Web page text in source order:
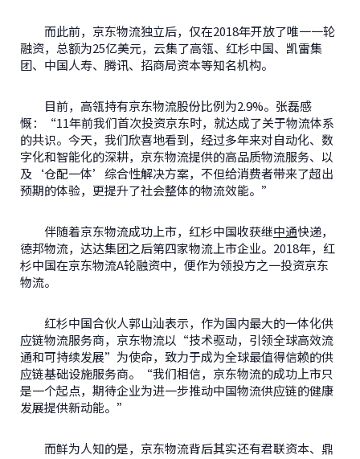
而此前，京东物流独立后，仅在2018年开放了唯一一轮
融资，总额为25亿美元，云集了高瓴、红杉中国、凯雷集
团、中国人寿、腾讯、招商局资本等知名机构。
目前，高瓴持有京东物流股份比例为2.9%。张磊感
慨：“11年前我们首次投资京东时，就达成了关于物流体系
的共识。今天，我们欣喜地看到，经过多年来对自动化、数
字化和智能化的深耕，京东物流提供的高品质物流服务、以
及‘仓配一体’综合性解决方案，不但给消费者带来了超出
预期的体验，更提升了社会整体的物流效能。”
伴随着京东物流成功上市，红杉中国收获继中通快递，
德邦物流，达达集团之后第四家物流上市企业。2018年，红
杉中国在京东物流A轮融资中，便作为领投方之一投资京东
物流。
红杉中国合伙人郭山汕表示，作为国内最大的一体化供
应链物流服务商，京东物流以“技术驱动，引领全球高效流
通和可持续发展”为使命，致力于成为全球最值得信赖的供
应链基础设施服务商。“我们相信，京东物流的成功上市只
是一个起点，期待企业为进一步推动中国物流供应链的健康
发展提供新动能。”
而鲜为人知的是，京东物流背后其实还有君联资本、鼎